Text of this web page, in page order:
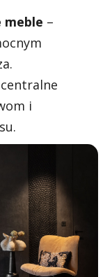
meble –
i